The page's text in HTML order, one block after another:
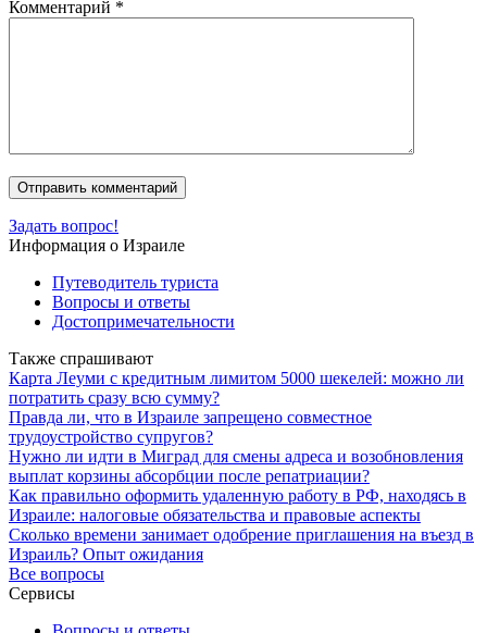
Комментарий *
Задать вопрос!
Информация о Израиле
Путеводитель туриста
Вопросы и ответы
Достопримечательности
Также спрашивают
Карта Леуми с кредитным лимитом 5000 шекелей: можно ли
потратить сразу всю сумму?
Правда ли, что в Израиле запрещено совместное
трудоустройство супругов?
Нужно ли идти в Миград для смены адреса и возобновления
выплат корзины абсорбции после репатриации?
Как правильно оформить удаленную работу в РФ, находясь в
Израиле: налоговые обязательства и правовые аспекты
Сколько времени занимает одобрение приглашения на въезд в
Израиль? Опыт ожидания
Все вопросы
Сервисы